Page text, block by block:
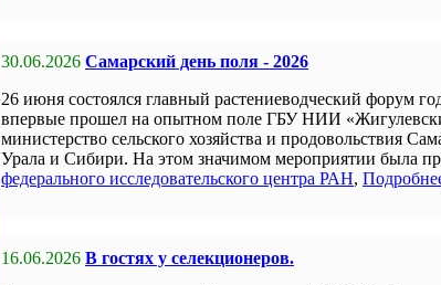
30.06.2026 Самарский день поля - 2026
26 июня состоялся главный растениеводческий форум
впервые прошел на опытном поле ГБУ НИИ
министерство сельского хозяйства и продовольствия
Урала и Сибири. На этом значимом мероприятии была
федерального исследовательского центра РАН,
16.06.2026 В гостях у селекционеров.